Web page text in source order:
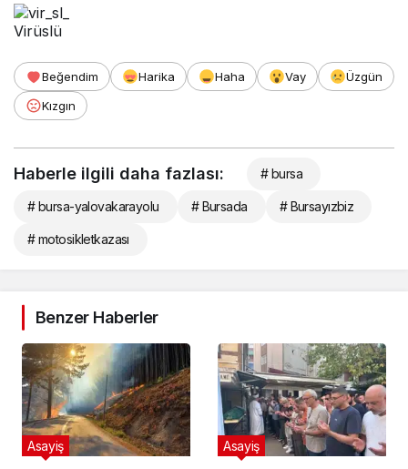
Virüslü
Beğendim Harika Haha Vay
Üzgün
Kızgın
Haberle ilgili daha fazlası: # bursa
# bursa-yalovakarayolu # Bursada # Bursayızbiz
# motosikletkazası
Benzer Haberler
Asayiş Asayiş